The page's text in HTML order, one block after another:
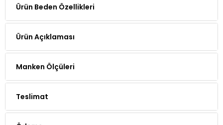
Ürün Beden Özellikleri
Ürün Açıklaması
Manken Ölçüleri
Teslimat